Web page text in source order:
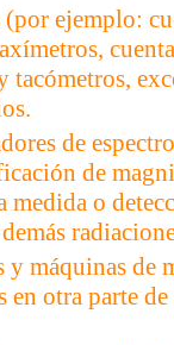
ejemplo:
de
de
medida o
y máquinas de
otra parte